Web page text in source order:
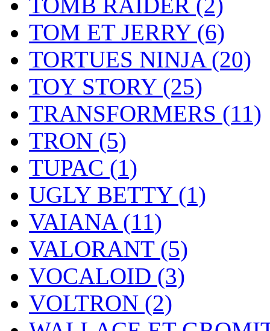
TOMB RAIDER (2)
TOM ET JERRY (6)
TORTUES NINJA (20)
TOY STORY (25)
TRANSFORMERS (11)
TRON (5)
TUPAC (1)
UGLY BETTY (1)
VAIANA (11)
VALORANT (5)
VOCALOID (3)
VOLTRON (2)